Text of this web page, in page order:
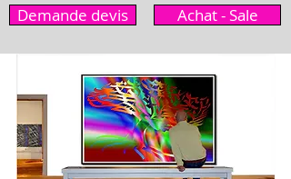
Demande devis Achat - Sale